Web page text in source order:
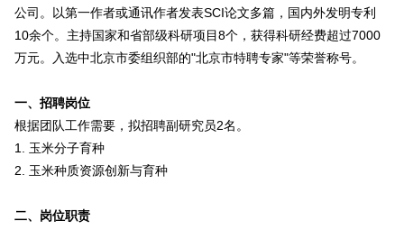
公司。以第一作者或通讯作者发表SCI论文多篇，国内外发明专利
10余个。主持国家和省部级科研项目8个，获得科研经费超过7000
万元。入选中北京市委组织部的"北京市特聘专家"等荣誉称号。
一、招聘岗位
根据团队工作需要，拟招聘副研究员2名。
1. 玉米分子育种
2. 玉米种质资源创新与育种
二、岗位职责